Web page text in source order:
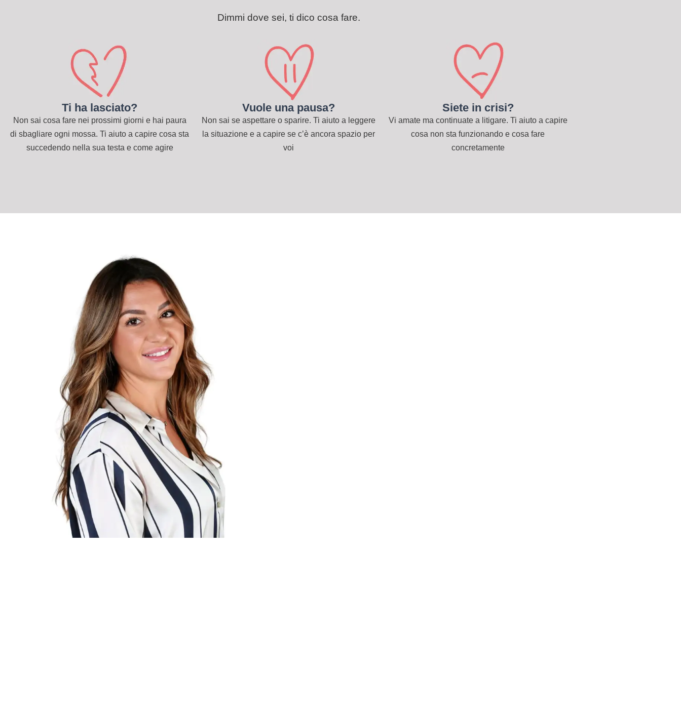
Dimmi dove sei, ti dico cosa fare.
Ti ha lasciato?
Non sai cosa fare nei prossimi giorni e hai paura
di sbagliare ogni mossa. Ti aiuto a capire cosa sta
succedendo nella sua testa e come agire
Vuole una pausa?
Non sai se aspettare o sparire. Ti aiuto a leggere
la situazione e a capire se c’è ancora spazio per
voi
Siete in crisi?
Vi amate ma continuate a litigare. Ti aiuto a capire
cosa non sta funzionando e cosa fare
concretamente